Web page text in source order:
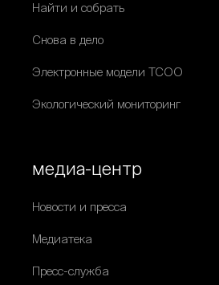
Найти и собрать
Снова в дело
Электронные модели ТСОО
Экологический мониторинг
медиа-центр
Новости и пресса
Медиатека
Пресс-служба